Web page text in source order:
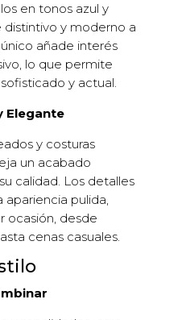
en tonos azul y
y moderno a
añade interés
lo que permite
y actual.
Elegante
y costuras
un acabado
calidad. Los detalles
apariencia pulida,
ocasión, desde
cenas casuales.